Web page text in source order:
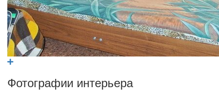
Фотографии интерьера